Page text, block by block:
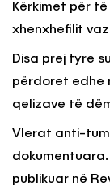
Kërkimet për
xhenxhefilit
Disa prej tyre
përdoret edhe
qelizave të
Vlerat anti-
publikuar në